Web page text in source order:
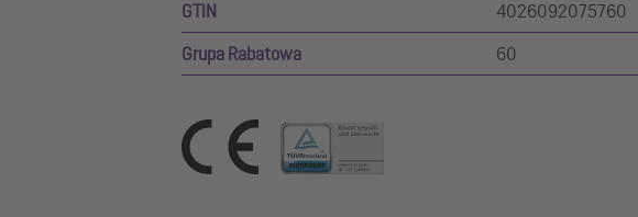
GTIN 4026092075760
Grupa Rabatowa 60